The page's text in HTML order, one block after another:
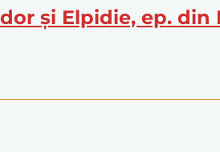
și Elpidie, ep. din